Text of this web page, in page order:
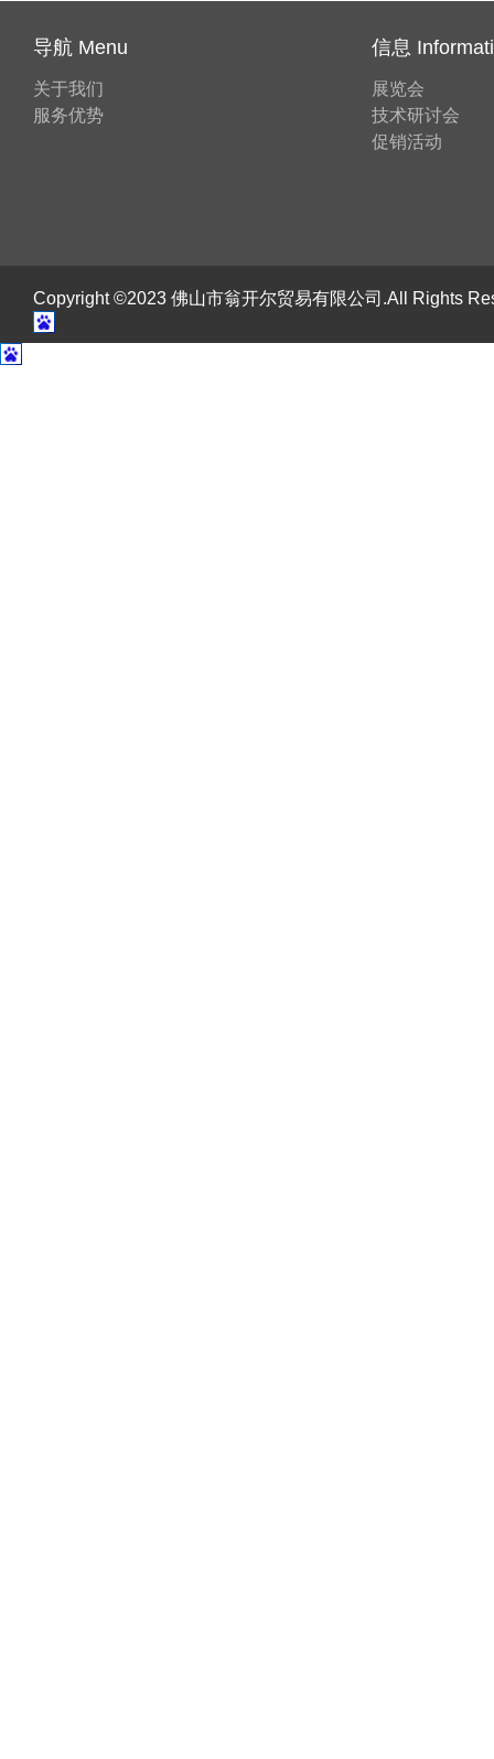
导航 Menu
关于我们
服务优势
信息
展览会
技术研讨会
促销活动
Copyright ©2023 佛山市翁开尔贸易有限公司.All Rights